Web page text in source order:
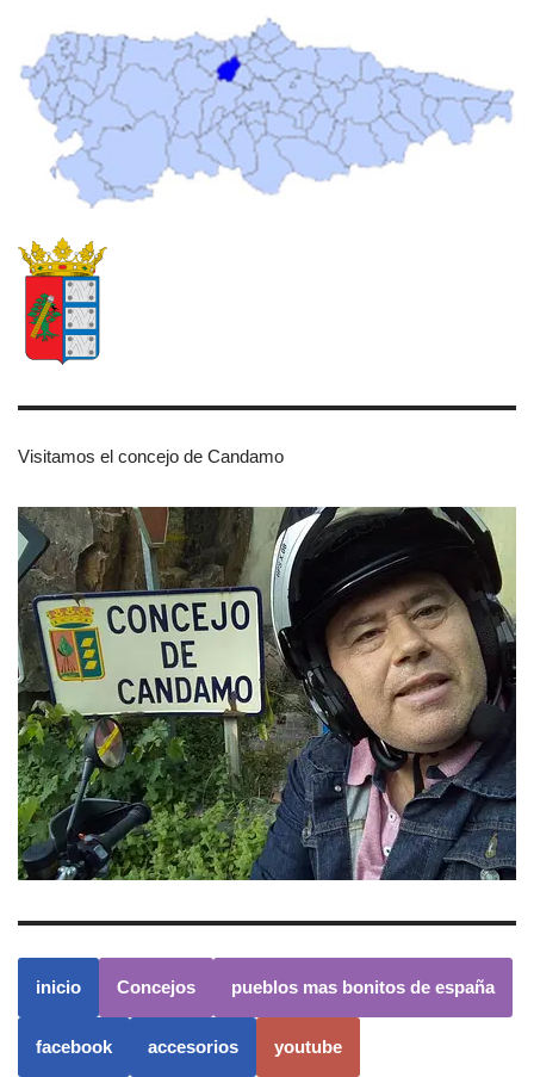
Visitamos el concejo de Candamo
inicio Concejos pueblos mas bonitos de españa
facebook accesorios youtube